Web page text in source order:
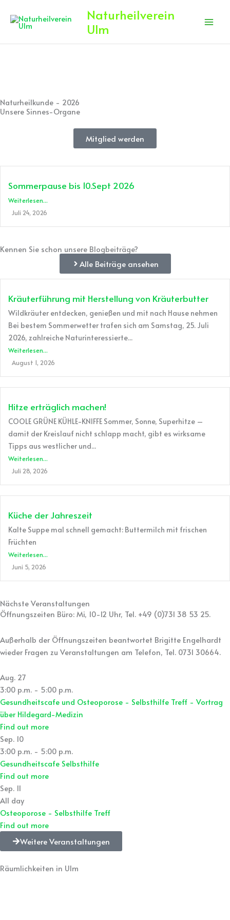
Inhalt
springen
Naturheilverein
Ulm
Naturheilkunde - 2026
Unsere Sinnes-Organe
Mitglied werden
Sommerpause bis 10.Sept 2026
Weiterlesen...
Juli 24, 2026
Kennen Sie schon unsere Blogbeiträge?
Alle Beiträge ansehen
Kräuterführung mit Herstellung von Kräuterbutter
Wildkräuter entdecken, genießen und mit nach Hause nehmen
Bei bestem Sommerwetter trafen sich am Samstag, 25. Juli
2026, zahlreiche Naturinteressierte...
Weiterlesen...
August 1, 2026
Hitze erträglich machen!
COOLE GRÜNE KÜHLE-KNIFFE Sommer, Sonne, Superhitze –
damit der Kreislauf nicht schlapp macht, gibt es wirksame
Tipps aus westlicher und...
Weiterlesen...
Juli 28, 2026
Küche der Jahreszeit
Kalte Suppe mal schnell gemacht: Buttermilch mit frischen
Früchten
Weiterlesen...
Juni 5, 2026
Nächste Veranstaltungen
Öffnungszeiten Büro: Mi, 10-12 Uhr, Tel. +49 (0)731 38 53 25.
Außerhalb der Öffnungszeiten beantwortet Brigitte Engelhardt
wieder Fragen zu Veranstaltungen am Telefon, Tel. 0731 30664.
Aug. 27
3:00 p.m. - 5:00 p.m.
Gesundheitscafe und Osteoporose - Selbsthilfe Treff - Vortrag
über Hildegard-Medizin
Find out more
Sep. 10
3:00 p.m. - 5:00 p.m.
Gesundheitscafe Selbsthilfe
Find out more
Sep. 11
All day
Osteoporose - Selbsthilfe Treff
Find out more
Weitere Veranstaltungen
Räumlichkeiten in Ulm